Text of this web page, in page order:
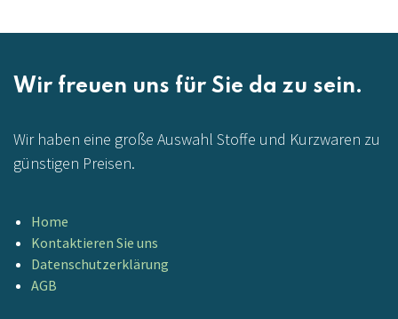
Wir freuen uns für Sie da zu sein.
Wir haben eine große Auswahl Stoffe und Kurzwaren zu
günstigen Preisen.
Home
Kontaktieren Sie uns
Datenschutzerklärung
AGB